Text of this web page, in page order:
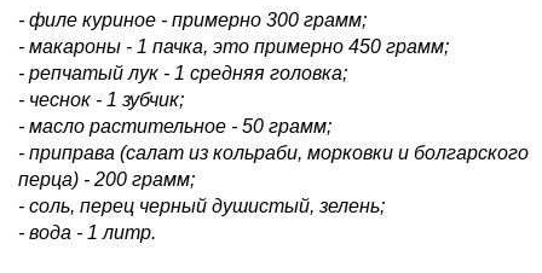
- филе куриное - примерно 300 грамм;
- макароны - 1 пачка, это примерно 450 грамм;
- репчатый лук - 1 средняя головка;
- чеснок - 1 зубчик;
- масло растительное - 50 грамм;
- приправа (салат из кольраби, морковки и болгарского
перца) - 200 грамм;
- соль, перец черный душистый, зелень;
- вода - 1 литр.